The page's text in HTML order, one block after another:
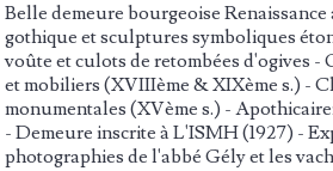
Belle demeure bourgeoise Renaissance
gothique et sculptures symboliques
voûte et culots de retombées d'ogives -
et mobiliers (XVIIIème & XIXème s.) -
monumentales (XVème s.) -
- Demeure inscrite à L'ISMH (1927) -
photographies de l'abbé Gély et les